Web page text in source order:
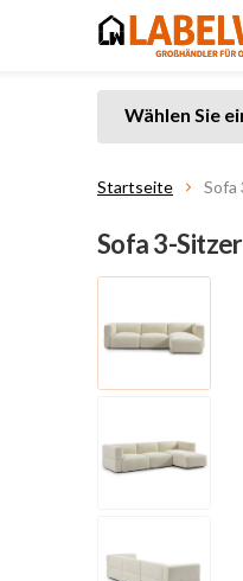
Wählen Sie
Startseite Sofa
Sofa 3-